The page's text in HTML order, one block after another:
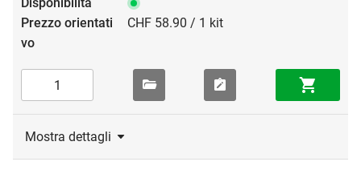
CHF 58.90 / 1 kit
Mostra dettagli